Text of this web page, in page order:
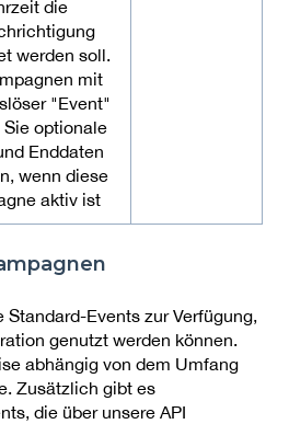
die
werden soll.
mit
"Event"
Sie optionale
Enddaten
wenn diese
aktiv ist
Events zur Verfügung,
genutzt werden können.
abhängig von dem Umfang
Zusätzlich gibt es
die über unsere API